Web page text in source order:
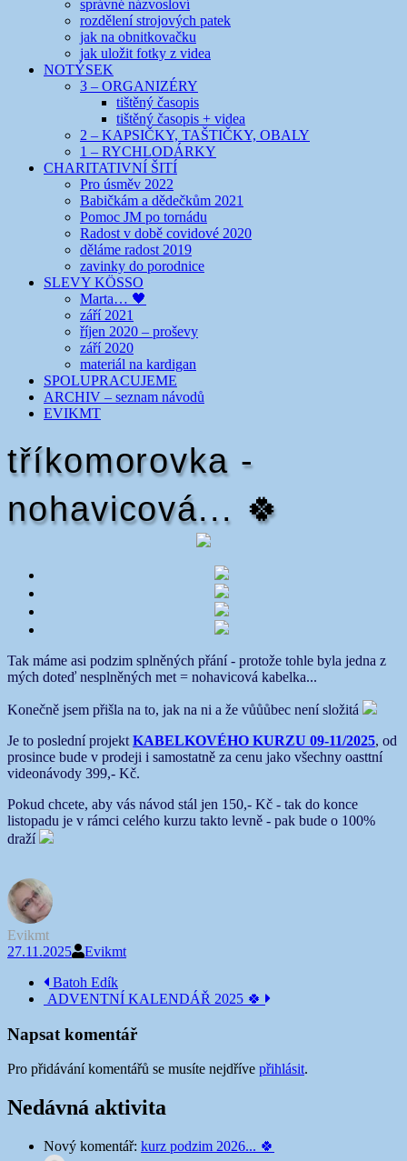
správné názvosloví
rozdělení strojových patek
jak na obnitkovačku
jak uložit fotky z videa
NOTÝSEK
3 – ORGANIZÉRY
tištěný časopis
tištěný časopis + videa
2 – KAPSIČKY, TAŠTIČKY, OBALY
1 – RYCHLODÁRKY
CHARITATIVNÍ ŠITÍ
Pro úsměv 2022
Babičkám a dědečkům 2021
Pomoc JM po tornádu
Radost v době covidové 2020
děláme radost 2019
zavinky do porodnice
SLEVY KÖSSO
Marta… 🖤
září 2021
říjen 2020 – proševy
září 2020
materiál na kardigan
SPOLUPRACUJEME
ARCHIV – seznam návodů
EVIKMT
tříkomorovka -
nohavicová... 🍀
Tak máme asi podzim splněných přání - protože tohle byla jedna z
mých doteď nesplněných met = nohavicová kabelka...
Konečně jsem přišla na to, jak na ni a že vůůůbec není složitá
Je to poslední projekt KABELKOVÉHO KURZU 09-11/2025, od
prosince bude v prodeji i samostatně za cenu jako všechny oasttní
videonávody 399,- Kč.
Pokud chcete, aby vás návod stál jen 150,- Kč - tak do konce
listopadu je v rámci celého kurzu takto levně - pak bude o 100%
draží
Evikmt
27.11.2025
Evikmt
Navigace
příspěvku
Batoh Edík
ADVENTNÍ KALENDÁŘ 2025 🍀
Napsat komentář
Pro přidávání komentářů se musíte nejdříve přihlásit.
Nedávná aktivita
Nový komentář: kurz podzim 2026... 🍀